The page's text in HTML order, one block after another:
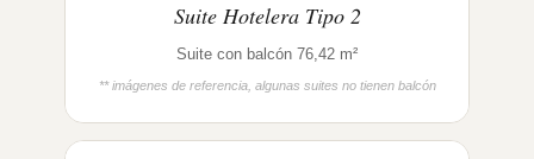
Suite Hotelera Tipo 2
Suite con balcón 76,42 m²
** imágenes de referencia, algunas suites no tienen balcón